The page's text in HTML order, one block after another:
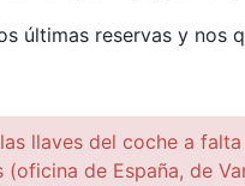
últimas reservas y nos
llaves del coche a
de España, de